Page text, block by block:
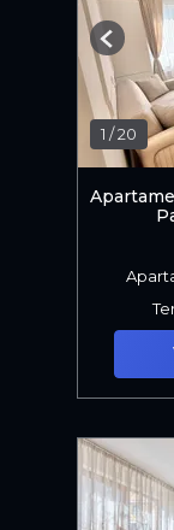
1 /20
Previous